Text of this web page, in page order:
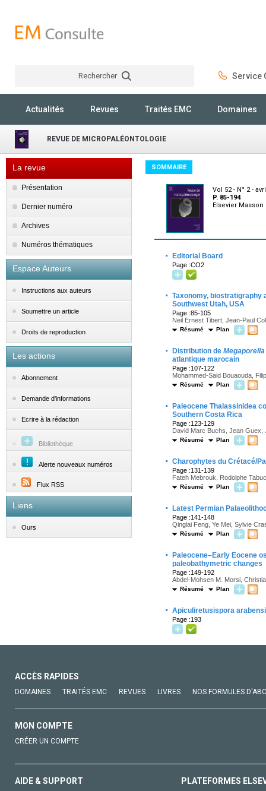
Rechercher Service
Actualités Revues Traités EMC Domaines
REVUE DE MICROPALÉONTOLOGIE
La revue
Présentation
Dernier numéro
Archives
Numéros thématiques
Espace Auteurs
Instructions aux auteurs
Soumettre un article
Droits de reproduction
Les actions
Abonnement
Demande d'informations
Ecrire à la rédaction
Bibliothèque
Alerte nouveaux numéros
Flux RSS
Liens
Ours
SOMMAIRE
Vol 52 - N° 2 -
P. 85-194
Elsevier Masson
· Editorial Board
Page :CO2
· Taxonomy, biostratigraphy
Southwest Utah, USA
Page :85-105
Neil Ernest Tibert, Jean-Paul
Résumé Plan
· Distribution de Megaporella
atlantique marocain
Page :107-122
Mohammed-Said Bouaouda,
Résumé Plan
·
Paleocene Thalassinidea
Southern Costa Rica
Page :123-129
David Marc Buchs, Jean Guex,
Résumé Plan
· Charophytes du Crétacé/
Page :131-139
Fateh Mebrouk, Rodolphe
Résumé Plan
· Latest Permian
Page :141-148
Qinglai Feng, Ye Mei, Sylvie
Résumé Plan
·
Paleocene–Early Eocene
paleobathymetric changes
Page :149-192
Abdel-Mohsen M. Morsi,
Résumé Plan
· Apiculiretusispora
Page :193
ACCÈS RAPIDES
DOMAINES TRAITÉS EMC REVUES LIVRES NOS FORMULES
MON COMPTE
CRÉER UN COMPTE
AIDE & SUPPORT PLATEFORMES